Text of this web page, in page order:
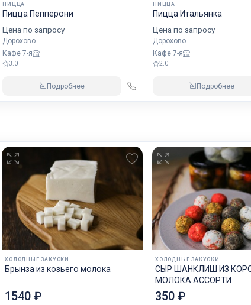
ПИЦЦА
Пицца Пепперони
Цена по запросу
Дорохово
Кафе 7-я
3.0
Подробнее
ПИЦЦА
Пицца Итальянка
Цена по запросу
Дорохово
Кафе 7-я
2.0
Подробнее
ХОЛОДНЫЕ ЗАКУСКИ
Брынза из козьего молока
1540 ₽
ХОЛОДНЫЕ ЗАКУСКИ
СЫР ШАНКЛИШ ИЗ
МОЛОКА АССОРТИ
350 ₽